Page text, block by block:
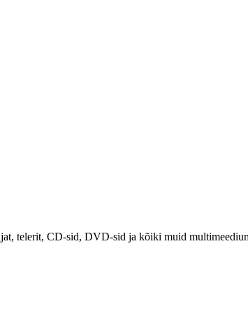
telerit, CD-sid, DVD-sid ja kõiki muid